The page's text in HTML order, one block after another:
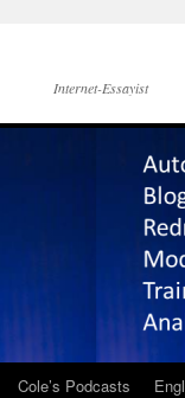
Internet-Essayist
Cole’s Podcasts